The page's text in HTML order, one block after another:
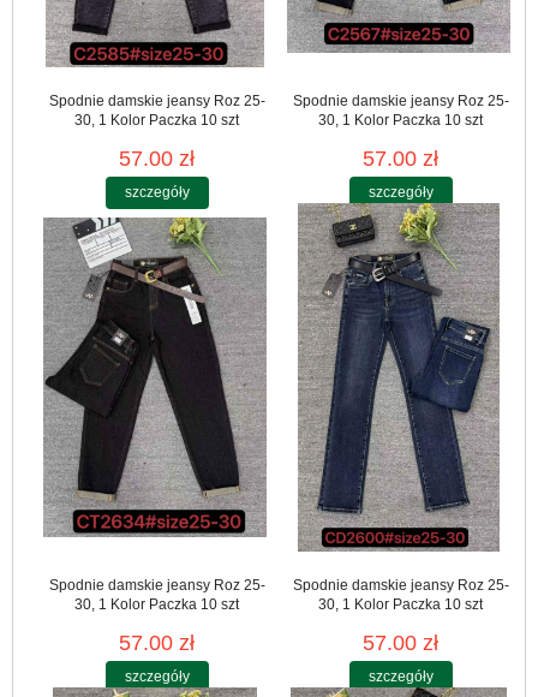
Spodnie damskie jeansy Roz 25-
30, 1 Kolor Paczka 10 szt
57.00 zł
szczegóły
Spodnie damskie jeansy Roz 25-
30, 1 Kolor Paczka 10 szt
57.00 zł
szczegóły
Spodnie damskie jeansy Roz 25-
30, 1 Kolor Paczka 10 szt
57.00 zł
szczegóły
Spodnie damskie jeansy Roz 25-
30, 1 Kolor Paczka 10 szt
57.00 zł
szczegóły